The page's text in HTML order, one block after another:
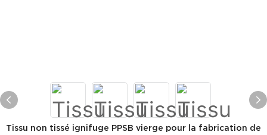
Tissu non tissé ignifuge PPSB vierge pour la fabrication de